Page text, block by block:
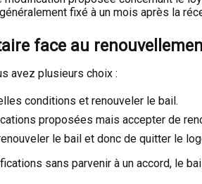
fixé à un mois après la
face au
avez plusieurs choix :
conditions et renouveler le bail.
proposées mais accepter de
le bail et donc de quitter le
sans parvenir à un accord, le